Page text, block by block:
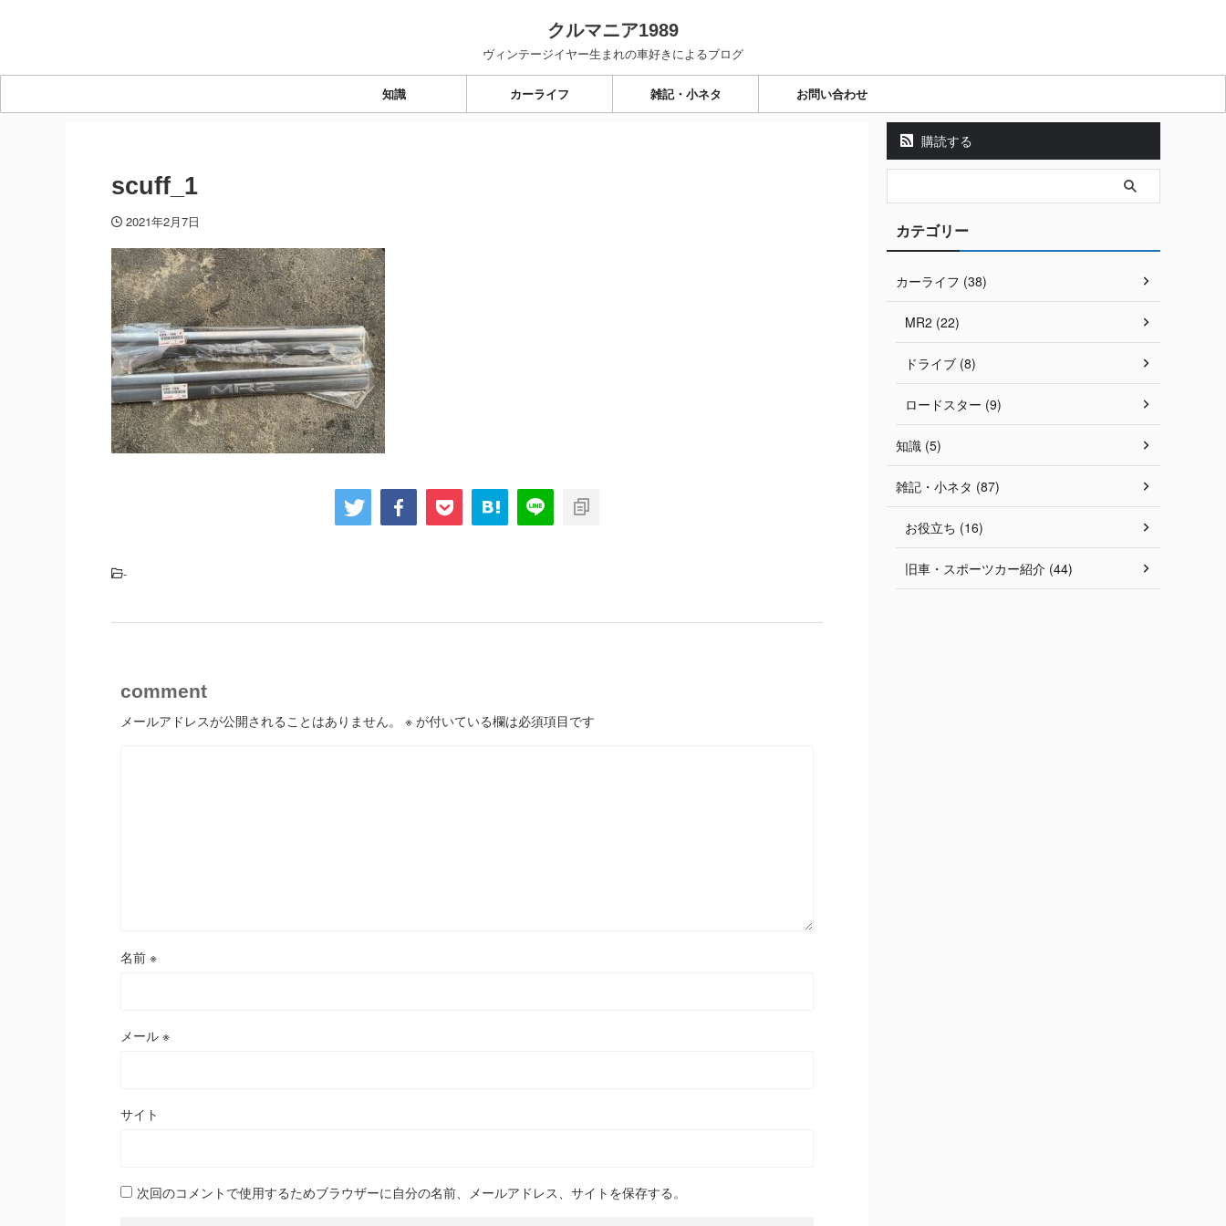
クルマニア1989
ヴィンテージイヤー生まれの車好きによるブログ
知識 カーライフ 雑記・小ネタ お問い合わせ
scuff_1
2021年2月7日
-
comment
メールアドレスが公開されることはありません。 ※ が付いている欄は必須項目です
名前 ※
メール ※
サイト
次回のコメントで使用するためブラウザーに自分の名前、メールアドレス、サイトを保存する。
購読する
カテゴリー
カーライフ (38)
MR2 (22)
ドライブ (8)
ロードスター (9)
知識 (5)
雑記・小ネタ (87)
お役立ち (16)
旧車・スポーツカー紹介 (44)